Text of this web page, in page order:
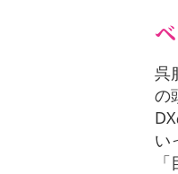
呉
の
い